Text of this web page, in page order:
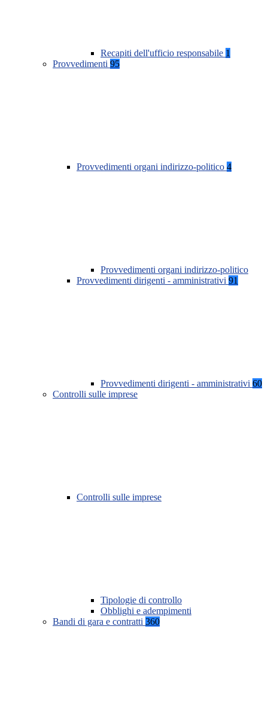
Recapiti dell'ufficio responsabile 1
Provvedimenti 95
Provvedimenti organi indirizzo-politico 4
Provvedimenti organi indirizzo-politico
Provvedimenti dirigenti - amministrativi 91
Provvedimenti dirigenti - amministrativi 60
Controlli sulle imprese
Controlli sulle imprese
Tipologie di controllo
Obblighi e adempimenti
Bandi di gara e contratti 360